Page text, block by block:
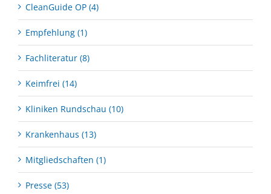
CleanGuide OP (4)
Empfehlung (1)
Fachliteratur (8)
Keimfrei (14)
Kliniken Rundschau (10)
Krankenhaus (13)
Mitgliedschaften (1)
Presse (53)